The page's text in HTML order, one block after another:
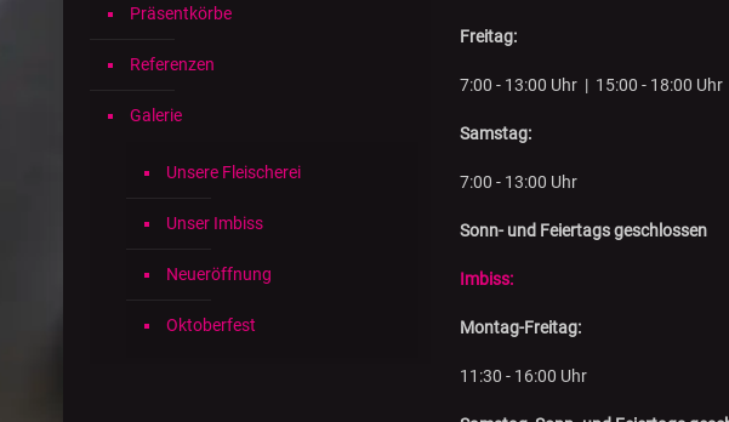
Präsentkörbe
Referenzen
Galerie
Unsere Fleischerei
Unser Imbiss
Neueröffnung
Oktoberfest
Freitag:
7:00 - 13:00 Uhr | 15:00 - 18:00 Uhr
Samstag:
7:00 - 13:00 Uhr
Sonn- und Feiertags geschlossen
Imbiss:
Montag-Freitag:
11:30 - 16:00 Uhr